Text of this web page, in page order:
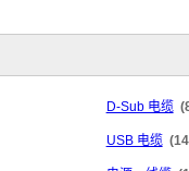
D-Sub 电缆
USB 电缆